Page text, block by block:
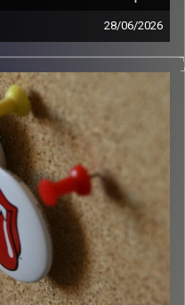
28/06/2026
קלאסיקות רוק עם אורן הוף.
włodi